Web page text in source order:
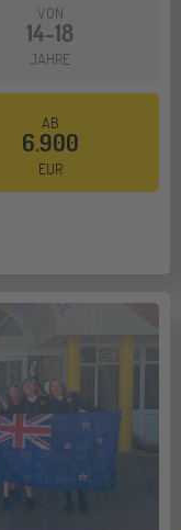
VON
14-18
JAHRE
AB
6.900
EUR